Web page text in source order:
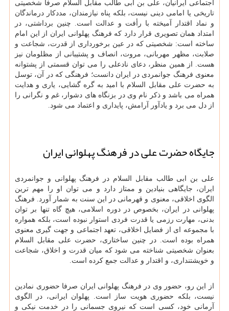
اجتماعی ایرانیان، علی بن ابی طالب مقابل السلام صرفا شخصیتی
تاریخی یا امامی دینی نیست، بلکه پناه نیازمندان، مددکار درماندگان
و نماد اقتدار آمیخته با رأفت و عدالت است. چنین برداشتی، در
امتداد همان تصویری قرار دارد که فرهنگ پهلوانی ایران از این امام
ساخته است: شخصیتی که در عین برخورداری از قدرت، شجاعت و
صلابت، مظهر مهربانی، مروت، انصاف و پشتیبانی از مظلومان نیز
هست. از همین منظر، دعای نادعلی را می توان قسمتی از پشتوانه
معنوی فرهنگ جوانمردی در ایران دانست؛ فرهنگی که در آن، توسل
به حضرت علی مقابل السلام با امید به گره گشایی، یاری و هدایت
همراه می باشد و ذکر نام وی در بزنگاه های دشوار، غم و نگرانی را
از دل می برد و یادآور آرامش، پایداری و اعتماد می شود.
جایگاه حضرت علی در فرهنگ پهلوانی ایران
علی بن ابی طالب مقابل السلام در فرهنگ پهلوانی و جوانمردی
ایران، جایگاهی بنیادین و ممتاز دارد و می توان او را مهم ترین
الگوی اخلاقی، معنوی و قهرمانی در این سنت به شمار آورد. فرهنگ
پهلوانی در ایران، بخصوص در دوره اسلامی، هیچ گاه تنها بر توان
بدنی، مهارت رزمی یا قدرت فردی استوار نبوده است، بلکه همواره
با مجموعه ای از فضایل اخلاقی، تعهد اجتماعی و جهت گیری معنوی
همراه بوده است. در چنین ساختاری، حضرت علی مقابل السلام
بعنوان شخصیتی شناخته می شود که میان قدرت و اخلاق، شجاعت
و خویشتنداری، و اقتدار و عدالت جمع کرده است.
از این رو، حضور وی در فرهنگ پهلوانی ایران صرفا حضوری نمادین
نیست، بلکه حضوری هویت ساز است. پهلوان ایرانی، در الگوی
آرمانی خود، کسی است که نیروی جسمانی را در خدمت نیکی و